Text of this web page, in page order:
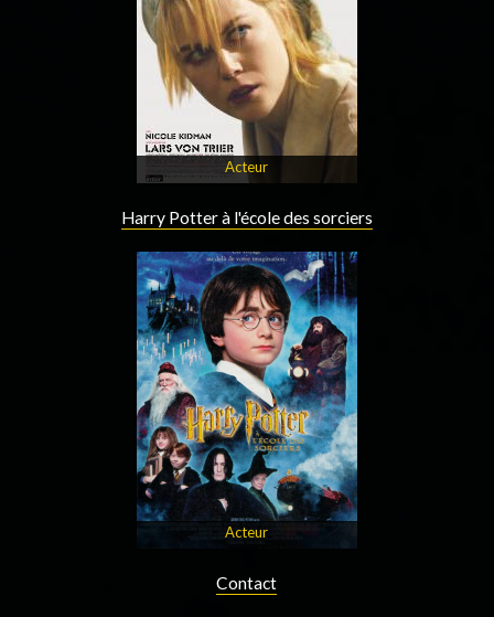
Acteur
Harry Potter à l'école des sorciers
Acteur
Contact